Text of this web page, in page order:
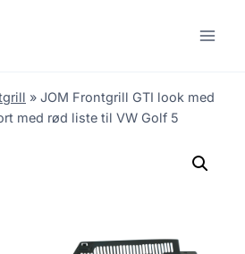
» JOM Frontgrill GTI look med
med rød liste til VW Golf 5